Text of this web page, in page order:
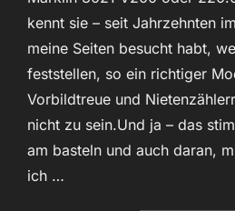
kennt sie – seit Jahrzehnten
meine Seiten besucht habt,
feststellen, so ein richtiger
Vorbildtreue und
nicht zu sein.Und ja – das
am basteln und auch daran,
ich …